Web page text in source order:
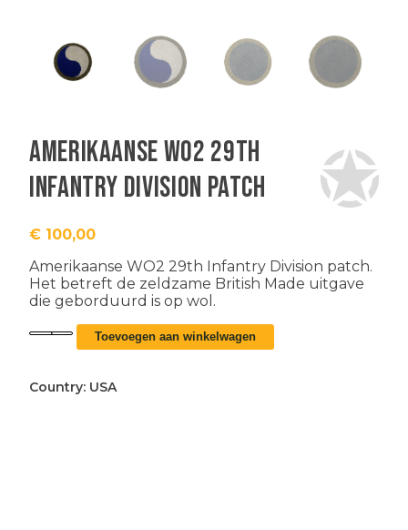
Amerikaanse WO2 29th
Infantry Division patch
€ 100,00
Amerikaanse WO2 29th Infantry Division patch.
Het betreft de zeldzame British Made uitgave
die geborduurd is op wol.
Amerikaanse
Infantry
Toevoegen aan winkelwagen
Country: USA